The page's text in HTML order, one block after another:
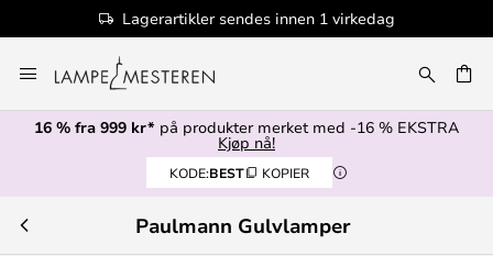
Lagerartikler sendes innen 1 virkedag
til
innhold
16 % fra 999 kr* på produkter merket med -16 % EKSTRA
Kjøp nå!
KODE:BEST KOPIER
Paulmann Gulvlamper